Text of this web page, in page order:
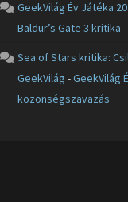
GeekVilág Év Játéka
Baldur’s Gate 3
Sea of Stars kritika:
GeekVilág -GeekVilág
közönségszavazás